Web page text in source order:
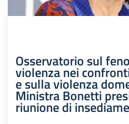
Osservatorio sul
violenza nei
e sulla violenza
Ministra Bonetti
riunione di